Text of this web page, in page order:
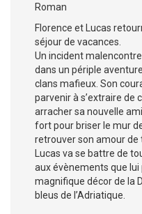
Roman
Florence et Lucas
séjour de vacances.
Un incident
dans un périple
clans mafieux. Son
parvenir à s’extraire de
arracher sa nouvelle
fort pour briser le mur
retrouver son amour de
Lucas va se battre de
aux évènements que
magnifique décor de la
bleus de l’Adriatique.